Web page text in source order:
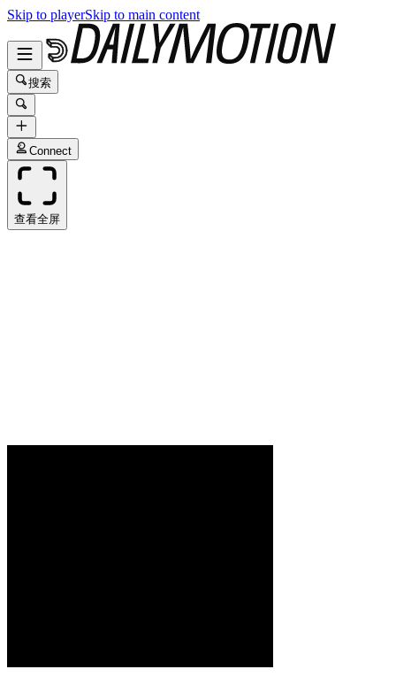
Skip to playerSkip to main content
搜索
Connect
查看全屏